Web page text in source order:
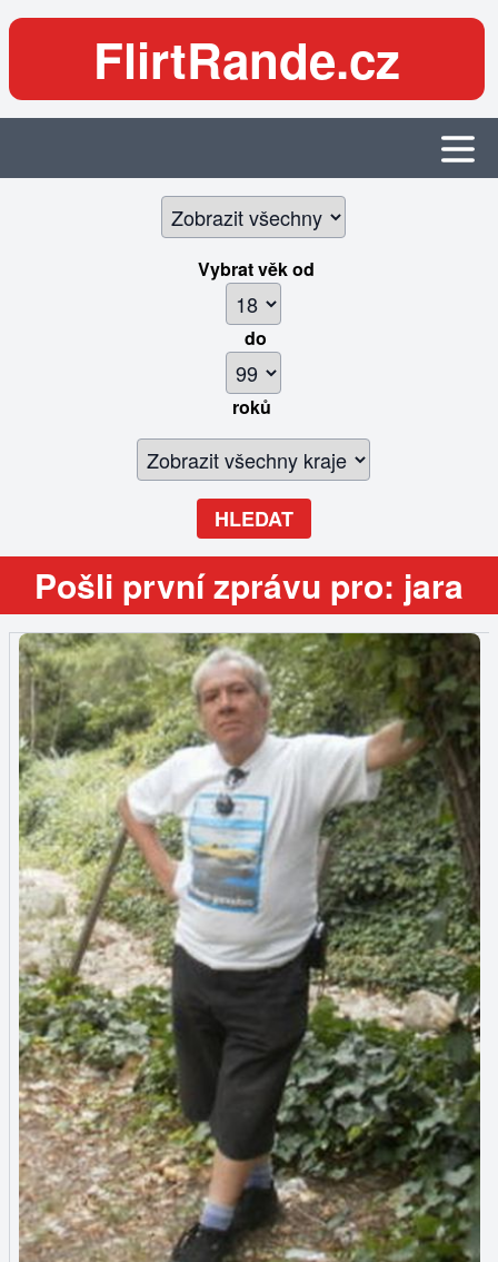
FlirtRande.cz
Vybrat věkod
do
roků
HLEDAT
Pošli první zprávu pro: jara